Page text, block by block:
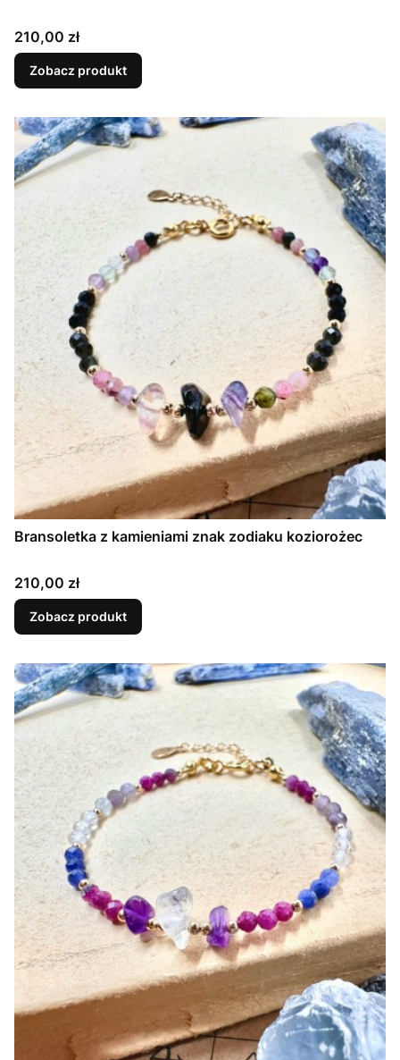
Cena
210,00 zł
Zobacz produkt
Bransoletka z kamieniami znak zodiaku koziorożec
Cena
210,00 zł
Zobacz produkt